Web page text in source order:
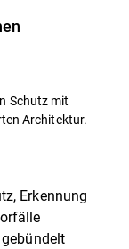
Schutz mit
Architektur.
Erkennung